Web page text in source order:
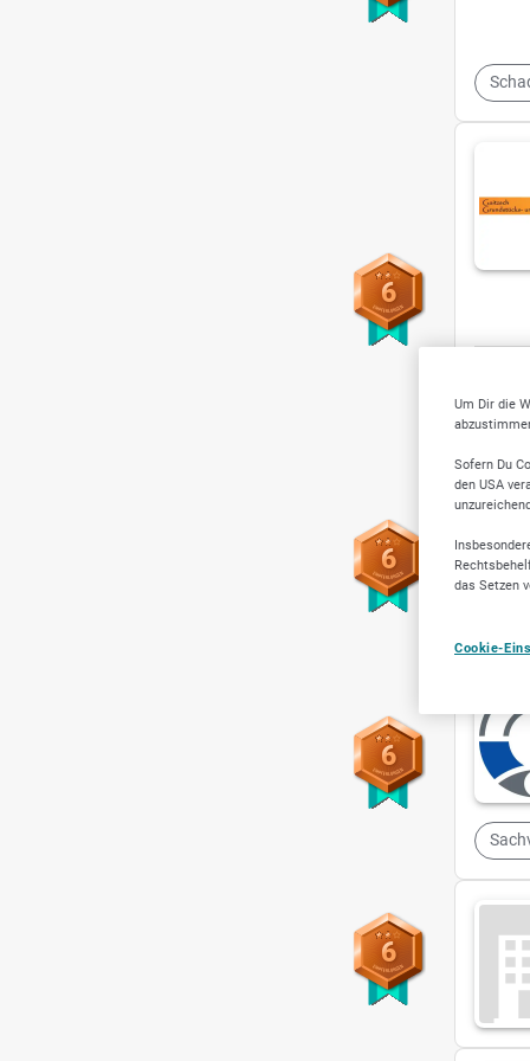
6
6
6
6
Um Dir die
Sofern Du
den USA
das Setzen
Cookie-